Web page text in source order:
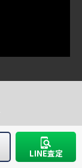
LINE査定